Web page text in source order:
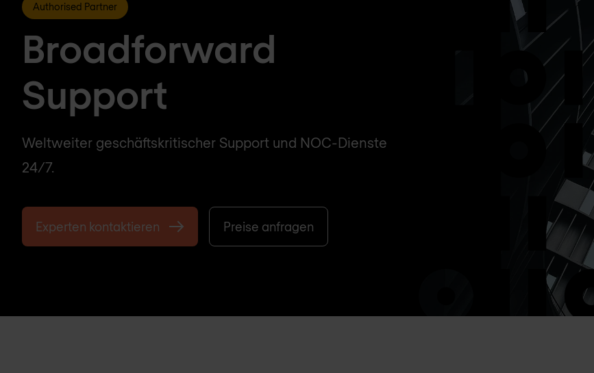
Authorised Partner
Broadforward
Support
Weltweiter geschäftskritischer Support und NOC-Dienste
24/7.
Experten kontaktieren Preise anfragen